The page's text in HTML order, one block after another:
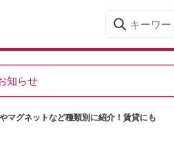
知らせ
マグネットなど種類別に紹介！賃貸にも